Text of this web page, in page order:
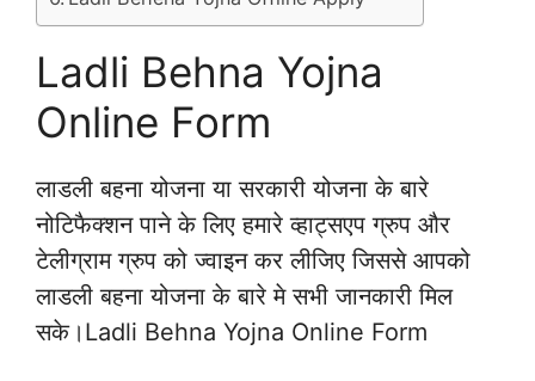
Ladli Behna Yojna
Online Form
लाडली बहना योजना या सरकारी योजना के बारे
नोटिफैक्शन पाने के लिए हमारे व्हाट्सएप ग्रुप और
टेलीग्राम ग्रुप को ज्वाइन कर लीजिए जिससे आपको
लाडली बहना योजना के बारे मे सभी जानकारी मिल
सके।Ladli Behna Yojna Online Form